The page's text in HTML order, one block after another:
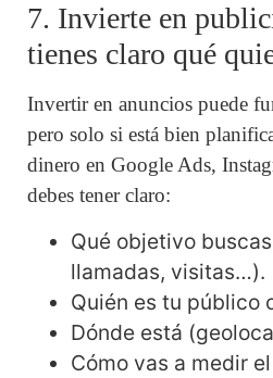
7. Invierte en
tienes claro qué
Invertir en anuncios puede
pero solo si está bien
dinero en Google Ads,
debes tener claro:
Qué objetivo
llamadas, visitas…).
Quién es tu público
Dónde está
Cómo vas a medir